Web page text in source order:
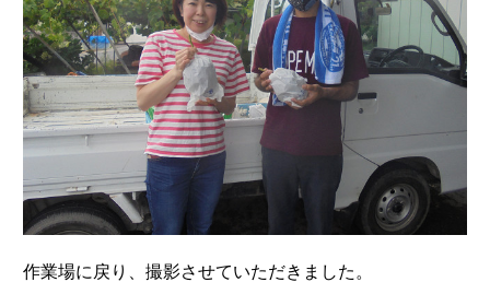
作業場に戻り、撮影させていただきました。